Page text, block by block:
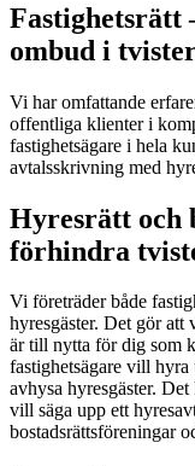
Fastighetsrätt
ombud i
Vi har omfattande
offentliga klienter i
fastighetsägare i hela
avtalsskrivning med
Hyresrätt och
förhindra
Vi företräder både
hyresgäster. Det gör att
är till nytta för dig som
fastighetsägare vill
avhysa hyresgäster.
vill säga upp ett
bostadsrättsföreningar